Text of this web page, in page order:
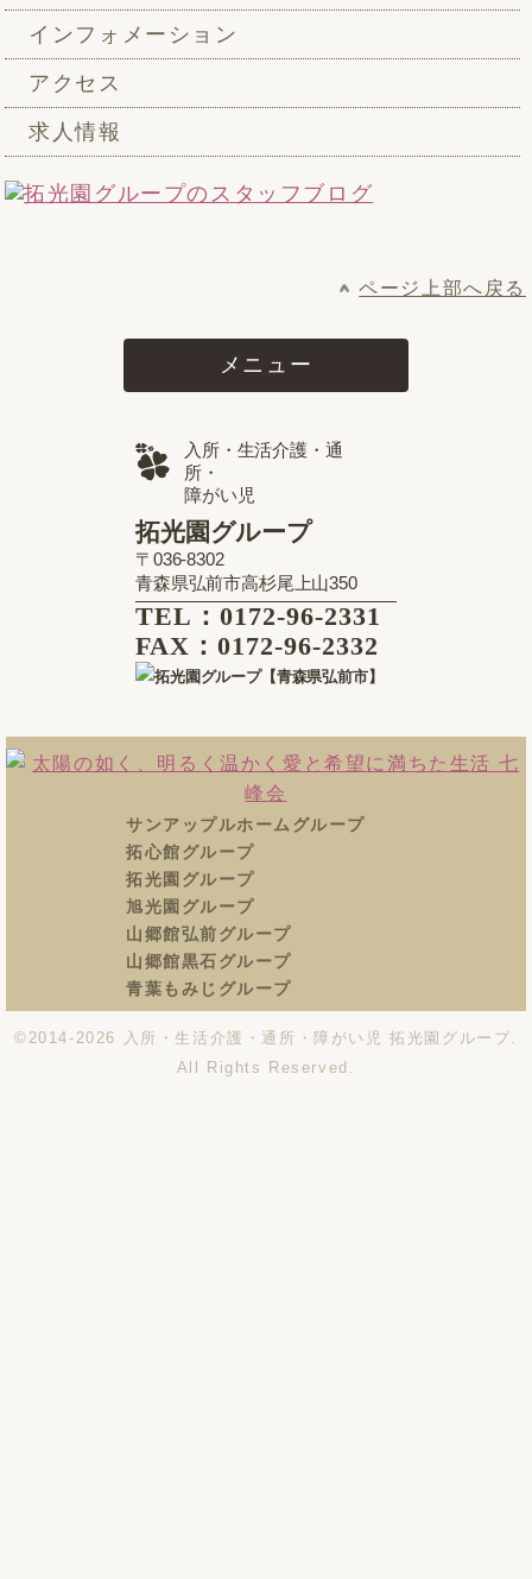
インフォメーション
アクセス
求人情報
ページ上部へ戻る
メニュー
入所・生活介護・通
所・
障がい児
拓光園グループ
〒036-8302
青森県弘前市高杉尾上山350
TEL：0172-96-2331
FAX：0172-96-2332
サンアップルホームグループ
拓心館グループ
拓光園グループ
旭光園グループ
山郷館弘前グループ
山郷館黒石グループ
青葉もみじグループ
©2014-2026 入所・生活介護・通所・障がい児 拓光園グループ.
All Rights Reserved.